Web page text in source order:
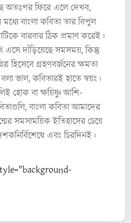
অতঃপর ফিরে এলে দেখব,
বাংলা কবিতা তার বিপুল
বারবার ঠিক প্রমাণ করেই।
এসে দাঁড়িয়েছে সমসময়, কিন্তু
হিসেবে গ্রহণবর্জনের ক্ষমতা
ভাল, কবিতারই হাতে স্বয়ং।
হোক বা ক্ষয়িষ্ণু আশি-
বাংলা কবিতা আমাদের
সমসাময়িক ইতিহাসের চেয়ে
এবং চিরদিনই।